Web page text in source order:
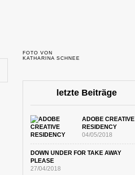
FOTO VON
KATHARINA SCHNEE
letzte Beiträge
ADOBE CREATIVE
RESIDENCY
04/05/2018
DOWN UNDER FOR TAKE AWAY
PLEASE
27/04/2018